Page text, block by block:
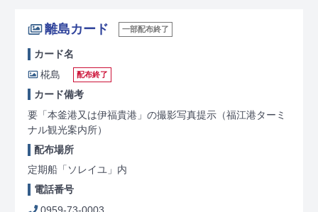
離島カード 一部配布終了
カード名
椛島
配布終了
カード備考
要「本釜港又は伊福貴港」の撮影写真提示（福江港ターミ
ナル観光案内所）
配布場所
定期船「ソレイユ」内
電話番号